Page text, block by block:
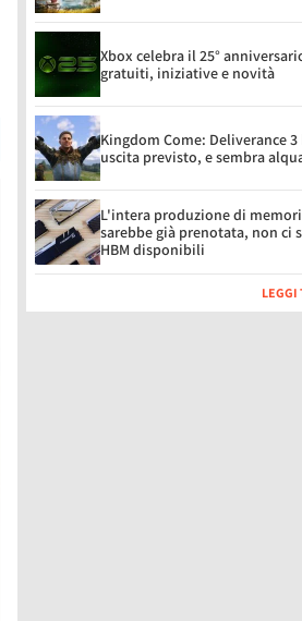
Xbox celebra il 25°
gratuiti, iniziative e novità
Kingdom Come: Deliverance
uscita previsto, e sembra
L'intera produzione di
sarebbe già prenotata, non ci
HBM disponibili
LEGGI